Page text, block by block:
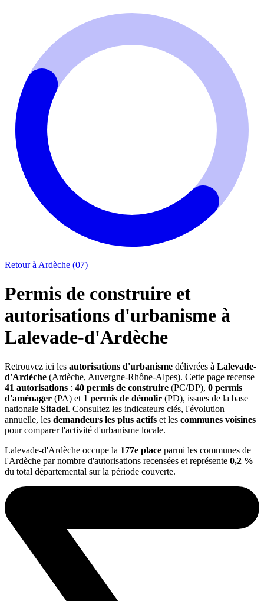
Retour à Ardèche (07)
Permis de construire et
autorisations d'urbanisme à
Lalevade-d'Ardèche
Retrouvez ici les autorisations d'urbanisme délivrées à Lalevade-
d'Ardèche (Ardèche, Auvergne-Rhône-Alpes). Cette page recense
41 autorisations : 40 permis de construire (PC/DP), 0 permis
d'aménager (PA) et 1 permis de démolir (PD), issues de la base
nationale Sitadel. Consultez les indicateurs clés, l'évolution
annuelle, les demandeurs les plus actifs et les communes voisines
pour comparer l'activité d'urbanisme locale.
Lalevade-d'Ardèche occupe la 177e place parmi les communes de
l'Ardèche par nombre d'autorisations recensées et représente 0,2 %
du total départemental sur la période couverte.